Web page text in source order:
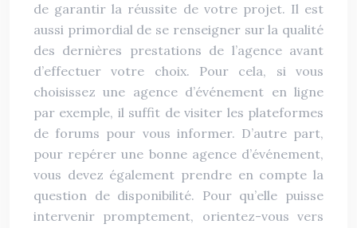
de garantir la réussite de votre projet. Il est
aussi primordial de se renseigner sur la qualité
des dernières prestations de l’agence avant
d’effectuer votre choix. Pour cela, si vous
choisissez une agence d’événement en ligne
par exemple, il suffit de visiter les plateformes
de forums pour vous informer. D’autre part,
pour repérer une bonne agence d’événement,
vous devez également prendre en compte la
question de disponibilité. Pour qu’elle puisse
intervenir promptement, orientez-vous vers